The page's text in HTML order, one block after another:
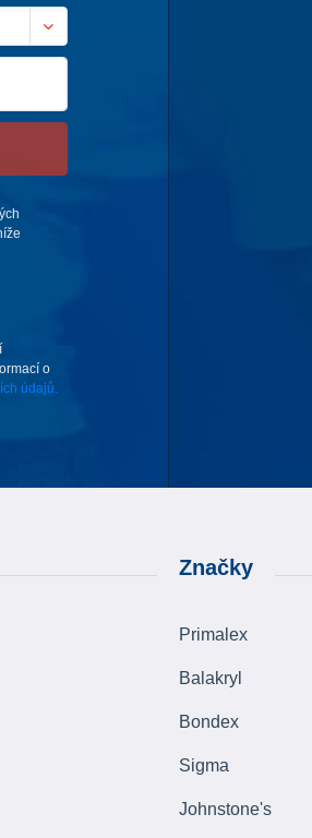
o
údajů.
Značky
Primalex
Balakryl
Bondex
Sigma
Johnstone's